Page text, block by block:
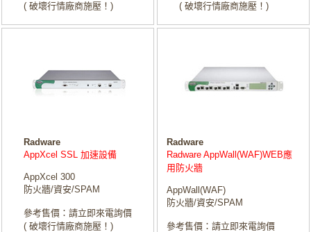
( 破壞行情廠商施壓！)
( 破壞行情廠商施壓！)
Radware
AppXcel SSL 加速設備
AppXcel 300
防火牆/資安/SPAM
參考售價：請立即來電詢價
( 破壞行情廠商施壓！)
Radware
Radware AppWall(WAF)WEB應
用防火牆
AppWall(WAF)
防火牆/資安/SPAM
參考售價：請立即來電詢價